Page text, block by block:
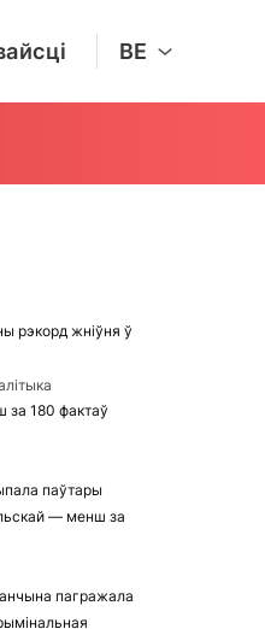
BE
рэкорд жніўня ў
за 180 фактаў
паўтары
— менш за
пагражала